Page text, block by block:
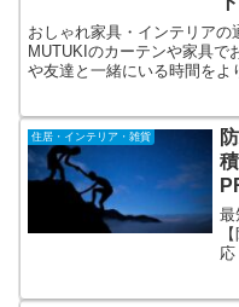
おしゃれ家具・インテリアの
MUTUKIのカーテンや家具で
や友達と一緒にいる時間をよ
住居・インテリア・雑貨
最